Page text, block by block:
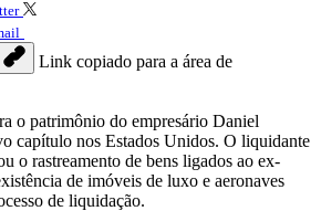
Link copiado para a área de
o patrimônio do empresário Daniel
capítulo nos Estados Unidos. O liquidante
o rastreamento de bens ligados ao ex-
de imóveis de luxo e aeronaves
de liquidação.